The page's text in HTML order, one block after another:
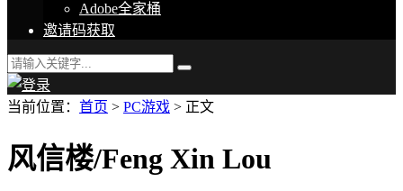
Adobe全家桶
邀请码获取
当前位置： 首页 > PC游戏 > 正文
风信楼/Feng Xin Lou